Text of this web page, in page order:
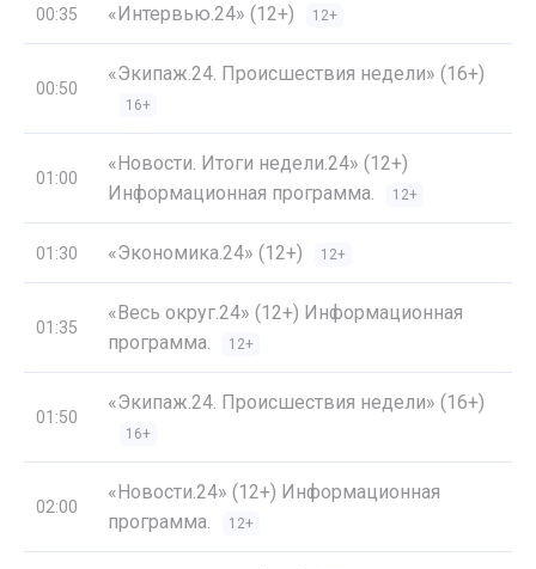
00:35 «Интервью.24» (12+) 12+
00:50
«Экипаж.24. Происшествия недели» (16+)
16+
01:00
«Новости. Итоги недели.24» (12+)
Информационная программа.
12+
01:30 «Экономика.24» (12+) 12+
01:35
«Весь округ.24» (12+) Информационная
программа.
12+
01:50
«Экипаж.24. Происшествия недели» (16+)
16+
02:00
«Новости.24» (12+) Информационная
программа.
12+